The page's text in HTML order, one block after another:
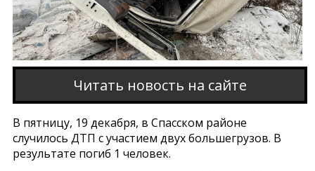
Читать новость на сайте
В пятницу, 19 декабря, в Спасском районе
случилось ДТП с участием двух большегрузов. В
результате погиб 1 человек.